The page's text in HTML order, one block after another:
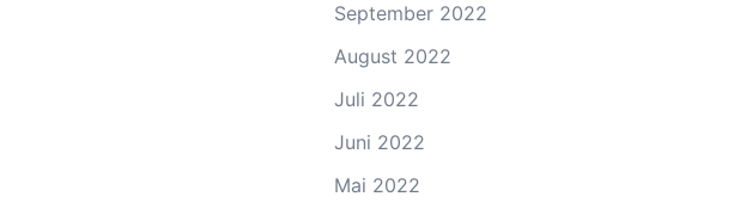
September 2022
August 2022
Juli 2022
Juni 2022
Mai 2022